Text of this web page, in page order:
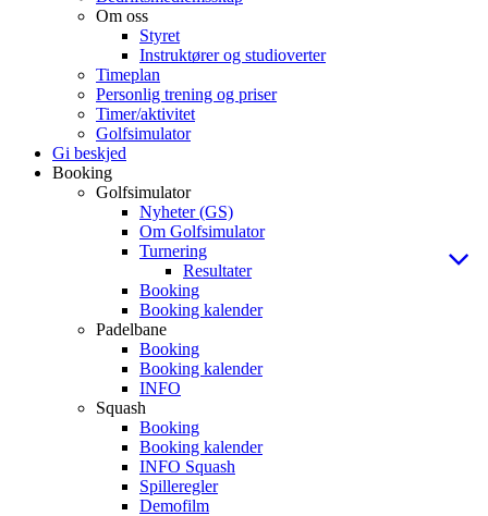
Om oss
Styret
Instruktører og studioverter
Timeplan
Personlig trening og priser
Timer/aktivitet
Golfsimulator
Gi beskjed
Booking
Golfsimulator
Nyheter (GS)
Om Golfsimulator
Turnering
Resultater
Booking
Booking kalender
Padelbane
Booking
Booking kalender
INFO
Squash
Booking
Booking kalender
INFO Squash
Spilleregler
Demofilm